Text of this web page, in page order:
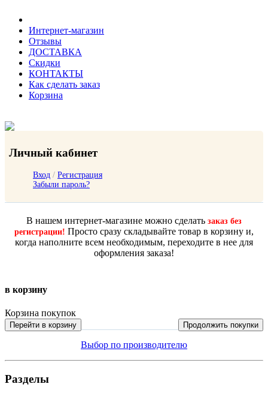
Интернет-магазин
Отзывы
ДОСТАВКА
Скидки
КОНТАКТЫ
Как сделать заказ
Корзина
Личный кабинет
Вход / Регистрация
Забыли пароль?
В нашем интернет-магазине можно сделать заказ без
регистрации! Просто сразу складывайте товар в корзину и,
когда наполните всем необходимым, переходите в нее для
оформления заказа!
в корзину
Корзина покупок
Перейти в корзину Продолжить покупки
Выбор по производителю
Разделы